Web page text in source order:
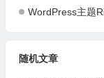
WordPress主题
随机文章